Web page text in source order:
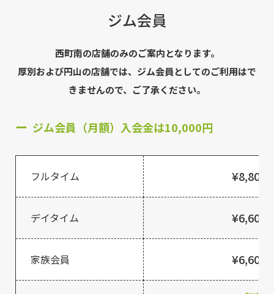
ジム会員
西町南の店舗のみのご案内となります。
厚別および円山の店舗では、ジム会員としてのご利用はで
きませんので、ご了承ください。
ジム会員（月額）入会金は10,000円
フルタイム ¥8,800
デイタイム ¥6,600
家族会員 ¥6,600